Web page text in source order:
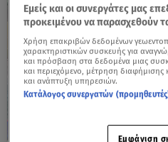
Εμείς και οι συνεργάτες μας
προκειμένου να παρασχεθούν
Χρήση επακριβών δεδομένων
χαρακτηριστικών συσκευής για
και πρόσβαση στα δεδομένα μιας
και περιεχόμενο, μέτρηση διαφήμισης
και ανάπτυξη υπηρεσιών.
Κατάλογος συνεργατών
Εμφάνιση